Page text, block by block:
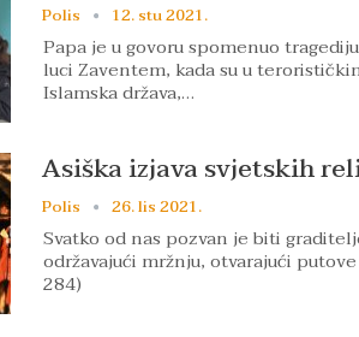
Polis 12. stu 2021.
Papa je u govoru spomenuo
luci Zaventem, kada su u
Islamska država,…
Asiška izjava svjetskih
Polis 26. lis 2021.
Svatko od nas pozvan je biti
održavajući mržnju, otvarajući
284)